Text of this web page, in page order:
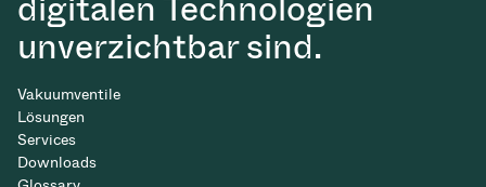
unverzichtbar sind.
Vakuumventile
Lösungen
Services
Downloads